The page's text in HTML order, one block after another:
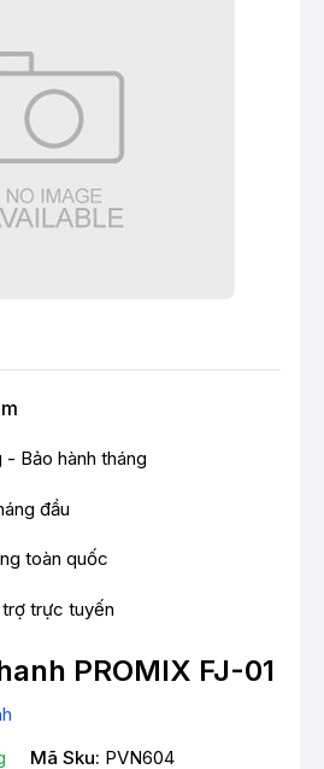
- Bảo hành tháng
đầu
toàn quốc
trực tuyến
PROMIX FJ-01
Mã Sku: PVN604